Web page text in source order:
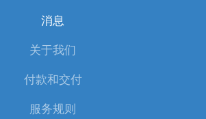
消息
关于我们
付款和交付
服务规则